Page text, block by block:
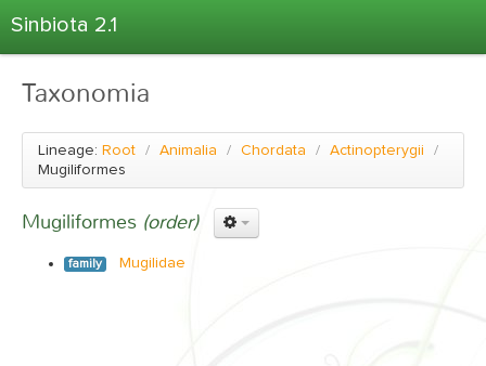
Sinbiota 2.1
Informações Ambientais
Coletas
Projetos
Atlas 2.1
Taxonomia
Lineage: Root / Animalia / Chordata / Actinopterygii
/
Mugiliformes
Mugiliformes (order)
family Mugilidae